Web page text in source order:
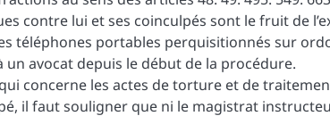
contre lui et ses coinculpés sont le fruit de
téléphones portables perquisitionnés sur
un avocat depuis le début de la procédure.
concerne les actes de torture et de
il faut souligner que ni le magistrat